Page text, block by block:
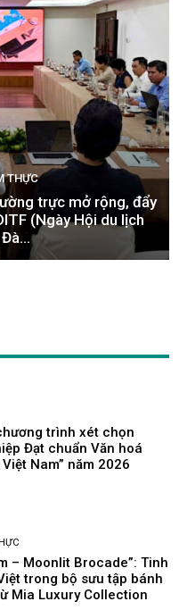
THỰC
trực mở rộng, đẩy
(Ngày Hội du lịch
trình xét chọn
Đạt chuẩn Văn hoá
Nam” năm 2026
– Moonlit Brocade”: Tinh
trong bộ sưu tập bánh
Mia Luxury Collection